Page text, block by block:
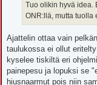
Tuo olikin hyvä idea.
ONR:llä, mutta tuolla
Ajattelin ottaa vain
taulukossa ei ollut
kyselee tiskiltä eri
painepesu ja lopuksi se
hiusnaarmut pois niin